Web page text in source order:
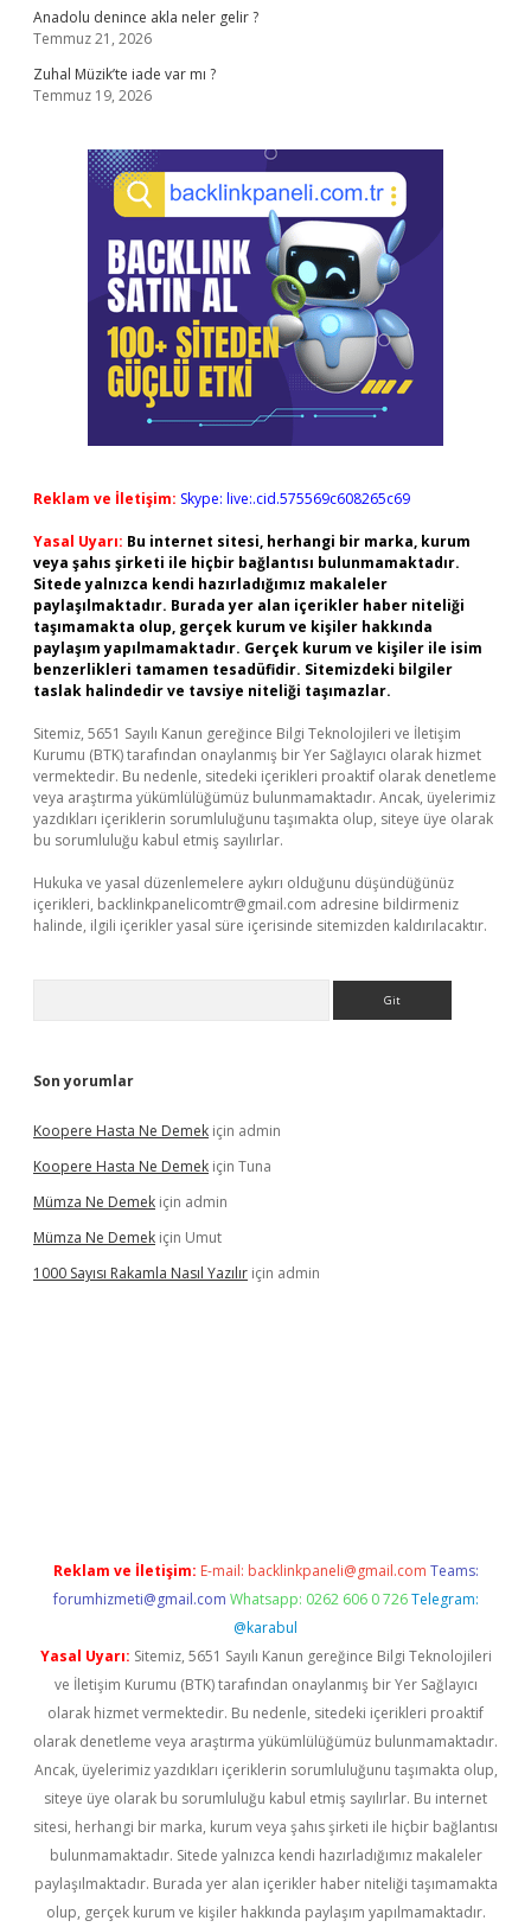
Anadolu denince akla neler gelir ?
Temmuz 21, 2026
Zuhal Müzik’te iade var mı ?
Temmuz 19, 2026
Reklam ve İletişim: Skype: live:.cid.575569c608265c69
Yasal Uyarı: Bu internet sitesi, herhangi bir marka, kurum
veya şahıs şirketi ile hiçbir bağlantısı bulunmamaktadır.
Sitede yalnızca kendi hazırladığımız makaleler
paylaşılmaktadır. Burada yer alan içerikler haber niteliği
taşımamakta olup, gerçek kurum ve kişiler hakkında
paylaşım yapılmamaktadır. Gerçek kurum ve kişiler ile isim
benzerlikleri tamamen tesadüfidir. Sitemizdeki bilgiler
taslak halindedir ve tavsiye niteliği taşımazlar.
Sitemiz, 5651 Sayılı Kanun gereğince Bilgi Teknolojileri ve İletişim
Kurumu (BTK) tarafından onaylanmış bir Yer Sağlayıcı olarak hizmet
vermektedir. Bu nedenle, sitedeki içerikleri proaktif olarak denetleme
veya araştırma yükümlülüğümüz bulunmamaktadır. Ancak, üyelerimiz
yazdıkları içeriklerin sorumluluğunu taşımakta olup, siteye üye olarak
bu sorumluluğu kabul etmiş sayılırlar.
Hukuka ve yasal düzenlemelere aykırı olduğunu düşündüğünüz
içerikleri, backlinkpanelicomtr@gmail.com adresine bildirmeniz
halinde, ilgili içerikler yasal süre içerisinde sitemizden kaldırılacaktır.
Son yorumlar
Koopere Hasta Ne Demek için admin
Koopere Hasta Ne Demek için Tuna
Mümza Ne Demek için admin
Mümza Ne Demek için Umut
1000 Sayısı Rakamla Nasıl Yazılır için admin
Reklam ve İletişim: E-mail: backlinkpaneli@gmail.com Teams:
forumhizmeti@gmail.com Whatsapp: 0262 606 0 726 Telegram:
@karabul
Yasal Uyarı: Sitemiz, 5651 Sayılı Kanun gereğince Bilgi Teknolojileri
ve İletişim Kurumu (BTK) tarafından onaylanmış bir Yer Sağlayıcı
olarak hizmet vermektedir. Bu nedenle, sitedeki içerikleri proaktif
olarak denetleme veya araştırma yükümlülüğümüz bulunmamaktadır.
Ancak, üyelerimiz yazdıkları içeriklerin sorumluluğunu taşımakta olup,
siteye üye olarak bu sorumluluğu kabul etmiş sayılırlar. Bu internet
sitesi, herhangi bir marka, kurum veya şahıs şirketi ile hiçbir bağlantısı
bulunmamaktadır. Sitede yalnızca kendi hazırladığımız makaleler
paylaşılmaktadır. Burada yer alan içerikler haber niteliği taşımamakta
olup, gerçek kurum ve kişiler hakkında paylaşım yapılmamaktadır.